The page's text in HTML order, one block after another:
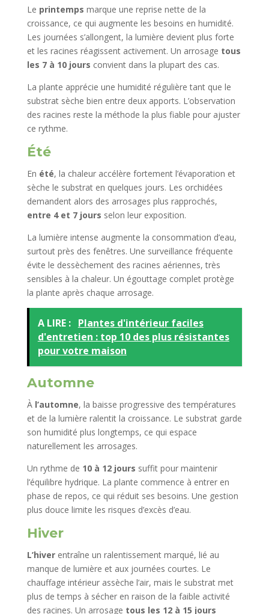
Le printemps marque une reprise nette de la
croissance, ce qui augmente les besoins en humidité.
Les journées s’allongent, la lumière devient plus forte
et les racines réagissent activement. Un arrosage tous
les 7 à 10 jours convient dans la plupart des cas.
La plante apprécie une humidité régulière tant que le
substrat sèche bien entre deux apports. L’observation
des racines reste la méthode la plus fiable pour ajuster
ce rythme.
Été
En été, la chaleur accélère fortement l’évaporation et
sèche le substrat en quelques jours. Les orchidées
demandent alors des arrosages plus rapprochés,
entre 4 et 7 jours selon leur exposition.
La lumière intense augmente la consommation d’eau,
surtout près des fenêtres. Une surveillance fréquente
évite le dessèchement des racines aériennes, très
sensibles à la chaleur. Un égouttage complet protège
la plante après chaque arrosage.
A LIRE : Plantes d'intérieur faciles
d'entretien : top 10 des plus résistantes
pour votre maison
Automne
À l’automne, la baisse progressive des températures
et de la lumière ralentit la croissance. Le substrat garde
son humidité plus longtemps, ce qui espace
naturellement les arrosages.
Un rythme de 10 à 12 jours suffit pour maintenir
l’équilibre hydrique. La plante commence à entrer en
phase de repos, ce qui réduit ses besoins. Une gestion
plus douce limite les risques d’excès d’eau.
Hiver
L’hiverentraîne un ralentissement marqué, lié au
manque de lumière et aux journées courtes. Le
chauffage intérieur assèche l’air, mais le substrat met
plus de temps à sécher en raison de la faible activité
des racines. Un arrosage tous les 12 à 15 jours